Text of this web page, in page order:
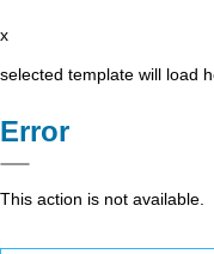
x
selected template will load
Error
This action is not available.